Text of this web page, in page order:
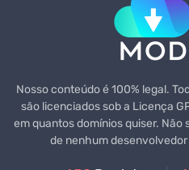
Nosso conteúdo é 100% legal.
são licenciados sob a Licença
em quantos domínios quiser. Não
de nenhum